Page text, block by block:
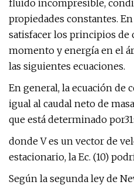
fluido incompresible,
propiedades constantes.
satisfacer los principios de
momento y energía en el
las siguientes ecuaciones.
En general, la ecuación de
igual al caudal neto de
que está determinado por31:
donde V es un vector de
estacionario, la Ec. (10)
Según la segunda ley de